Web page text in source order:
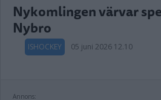
Nykomlingen värvar
Nybro
ISHOCKEY 05 juni 2026 12.10
Annons: